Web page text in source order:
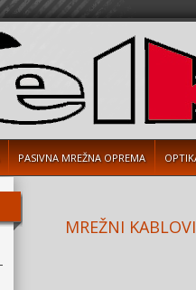
PASIVNA MREŽNA OPREMA
MREŽNI KABLOVI